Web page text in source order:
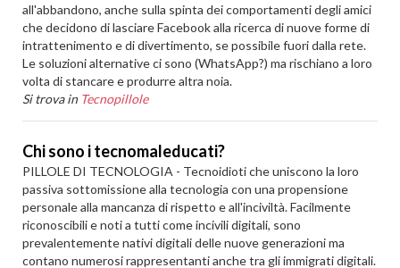
all'abbandono, anche sulla spinta dei comportamenti degli amici
che decidono di lasciare Facebook alla ricerca di nuove forme di
intrattenimento e di divertimento, se possibile fuori dalla rete.
Le soluzioni alternative ci sono (WhatsApp?) ma rischiano a loro
volta di stancare e produrre altra noia.
Si trova in Tecnopillole
Chi sono i tecnomaleducati?
PILLOLE DI TECNOLOGIA - Tecnoidioti che uniscono la loro
passiva sottomissione alla tecnologia con una propensione
personale alla mancanza di rispetto e all'inciviltà. Facilmente
riconoscibili e noti a tutti come incivili digitali, sono
prevalentemente nativi digitali delle nuove generazioni ma
contano numerosi rappresentanti anche tra gli immigrati digitali.